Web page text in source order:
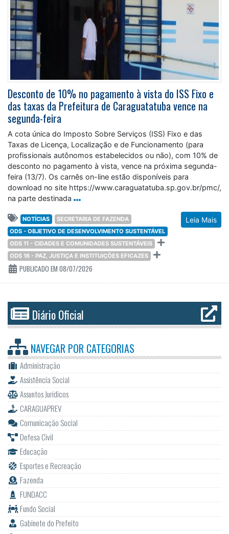
Desconto de 10% no pagamento à vista do ISS Fixo e
das taxas da Prefeitura de Caraguatatuba vence na
segunda-feira
A cota única do Imposto Sobre Serviços (ISS) Fixo e das
Taxas de Licença, Localização e de Funcionamento (para
profissionais autônomos estabelecidos ou não), com 10% de
desconto no pagamento à vista, vence na próxima segunda-
feira (13/7). Os carnês on-line estão disponíveis para
download no site https://www.caraguatatuba.sp.gov.br/pmc/,
na parte destinada
Leia Mais
NOTÍCIAS
SECRETARIA DE FAZENDA
ODS - OBJETIVO DE DESENVOLVIMENTO SUSTENTÁVEL
ODS 11 - CIDADES E COMUNIDADES SUSTENTÁVEIS
ODS 16 - PAZ, JUSTIÇA E INSTITUIÇÕES EFICAZES
PUBLICADO EM 08/07/2026
Diário Oficial
NAVEGAR POR CATEGORIAS
Administração
Assistência Social
Assuntos Jurídicos
CARAGUAPREV
Comunicação Social
Defesa Civil
Educação
Esportes e Recreação
Fazenda
FUNDACC
Fundo Social
Gabinete do Prefeito